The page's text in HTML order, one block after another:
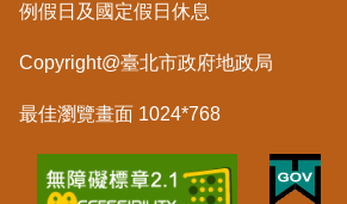
都
更/
地
政
資
訊
平
例假日及國定假日休息
Copyright@臺北市政府地政局
最佳瀏覽畫面 1024*768